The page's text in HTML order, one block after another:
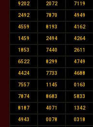
9202 2072 7119
2492 7870 4949
4559 8193 4162
1459 2494 4264
1853 7440 2611
6522 8299 4749
4424 7733 4688
7557 1145 0163
7874 8683 5833
8187 4071 1342
4943 0078 0318